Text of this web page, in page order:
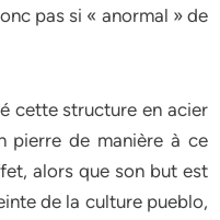
pas si « anormal » de
cette structure en acier
pierre de manière à ce
alors que son but est
de la culture pueblo,